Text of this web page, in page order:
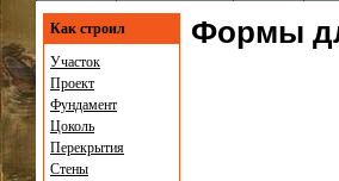
Формы
Как строил
Участок
Проект
Фундамент
Цоколь
Перекрытия
Стены